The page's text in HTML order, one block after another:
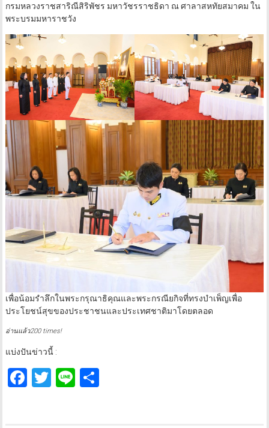
กรมหลวงราชสาริณีสิริพัชร มหาวัชรราชธิดา ณ ศาลาสหทัยสมาคม ใน
พระบรมมหาราชวัง
เพื่อน้อมรำลึกในพระกรุณาธิคุณและพระกรณียกิจที่ทรงบำเพ็ญเพื่อ
ประโยชน์สุขของประชาชนและประเทศชาติมาโดยตลอด
อ่านแล้ว200 times!
แบ่งปันข่าวนี้ :
Facebook
Twitter
LineShare